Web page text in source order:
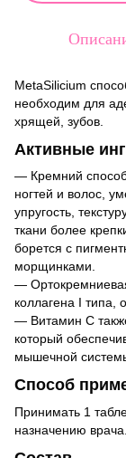
MetaSilicium
необходим для
хрящей, зубов.
Активные
— Кремний
ногтей и волос,
упругость,
ткани более
борется с
морщинками.
—
коллагена I типа,
— Витамин С
который
мышечной
Способ
Принимать 1
назначению врача.